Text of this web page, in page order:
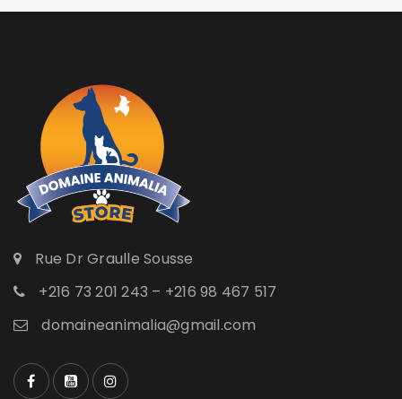
Rue Dr Graulle Sousse
+216 73 201 243 – +216 98 467 517
domaineanimalia@gmail.com